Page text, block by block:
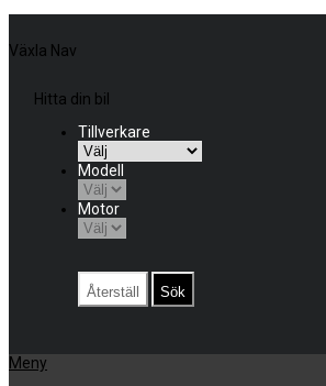
Växla Nav
Hitta din bil
Tillverkare
Modell
Motor
Återställ Sök
Meny